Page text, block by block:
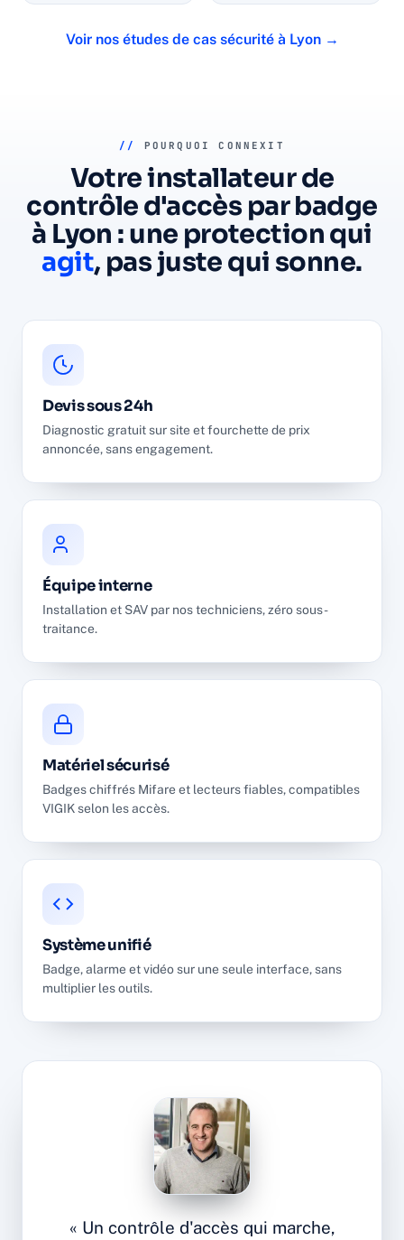
Voir nos études de cas sécurité à Lyon →
// POURQUOI CONNEXIT
Votre installateur de
contrôle d'accès par badge
à Lyon : une protection qui
agit, pas juste qui sonne.
Devis sous 24h
Diagnostic gratuit sur site et fourchette de prix
annoncée, sans engagement.
Équipe interne
Installation et SAV par nos techniciens, zéro sous-
traitance.
Matériel sécurisé
Badges chiffrés Mifare et lecteurs fiables, compatibles
VIGIK selon les accès.
Système unifié
Badge, alarme et vidéo sur une seule interface, sans
multiplier les outils.
« Un contrôle d'accès qui marche,